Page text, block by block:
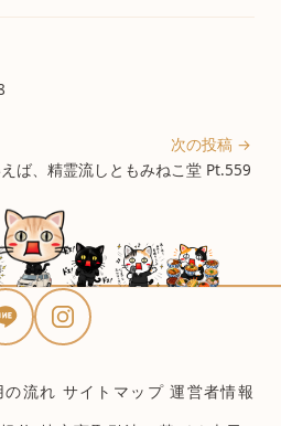
次の投稿 →
ば、精霊流しともみねこ堂 Pt.559
の流れ サイトマップ 運営者情報